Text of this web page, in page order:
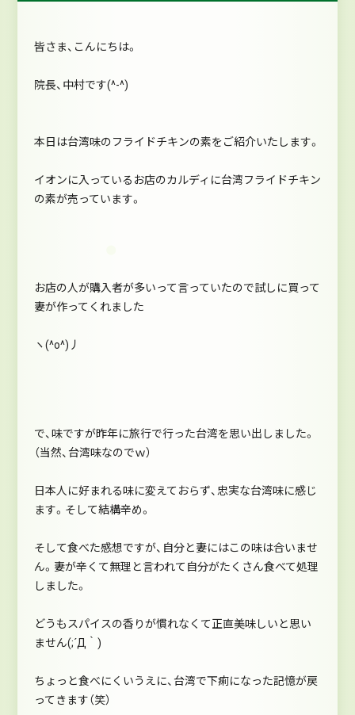
皆さま、こんにちは。
院長、中村です(^-^)
本日は台湾味のフライドチキンの素をご紹介いたします。
イオンに入っているお店のカルディに台湾フライドチキン
の素が売っています。
お店の人が購入者が多いって言っていたので試しに買って
妻が作ってくれました
ヽ(^o^)丿
で、味ですが昨年に旅行で行った台湾を思い出しました。
（当然、台湾味なのでｗ）
日本人に好まれる味に変えておらず、忠実な台湾味に感じ
ます。そして結構辛め。
そして食べた感想ですが、自分と妻にはこの味は合いませ
ん。妻が辛くて無理と言われて自分がたくさん食べて処理
しました。
どうもスパイスの香りが慣れなくて正直美味しいと思い
ません(;´Д｀)
ちょっと食べにくいうえに、台湾で下痢になった記憶が戻
ってきます（笑）